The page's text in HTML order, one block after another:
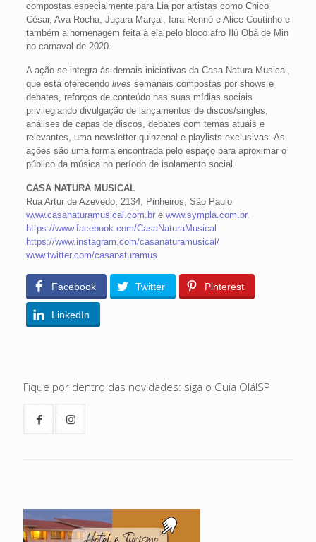
compostas especialmente para Lia por artistas como Chico
César, Ava Rocha, Juçara Marçal, Iara Rennó e Alice Coutinho e
também a homenagem feita à ela pelo bloco afro Ilú Obá de Min
no carnaval de 2020.
A ação se integra às demais iniciativas da Casa Natura Musical,
que está oferecendo lives semanais compostas por shows e
debates, reforços de conteúdo nas suas mídias sociais
privilegiando divulgação de lançamentos de discos/singles,
análises de capas de discos, debates com temas atuais e
relevantes, uma newsletter quinzenal e playlists exclusivas. As
ações são uma forma encontrada pelo espaço para aproximar o
público da música no período de isolamento social.
CASA NATURA MUSICAL
Rua Artur de Azevedo, 2134, Pinheiros, São Paulo
www.casanaturamusical.com.bre www.sympla.com.br.
https://www.facebook.com/CasaNaturaMusical
https://www.instagram.com/casanaturamusical/
www.twitter.com/casanaturamus
Facebook Twitter Pinterest
LinkedIn
Fique por dentro das novidades: siga o Guia Olá!SP